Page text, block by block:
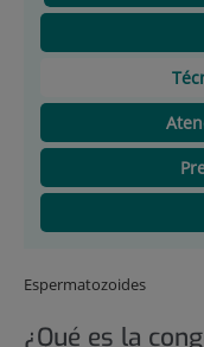
Espermatozoides
¿Qué es la